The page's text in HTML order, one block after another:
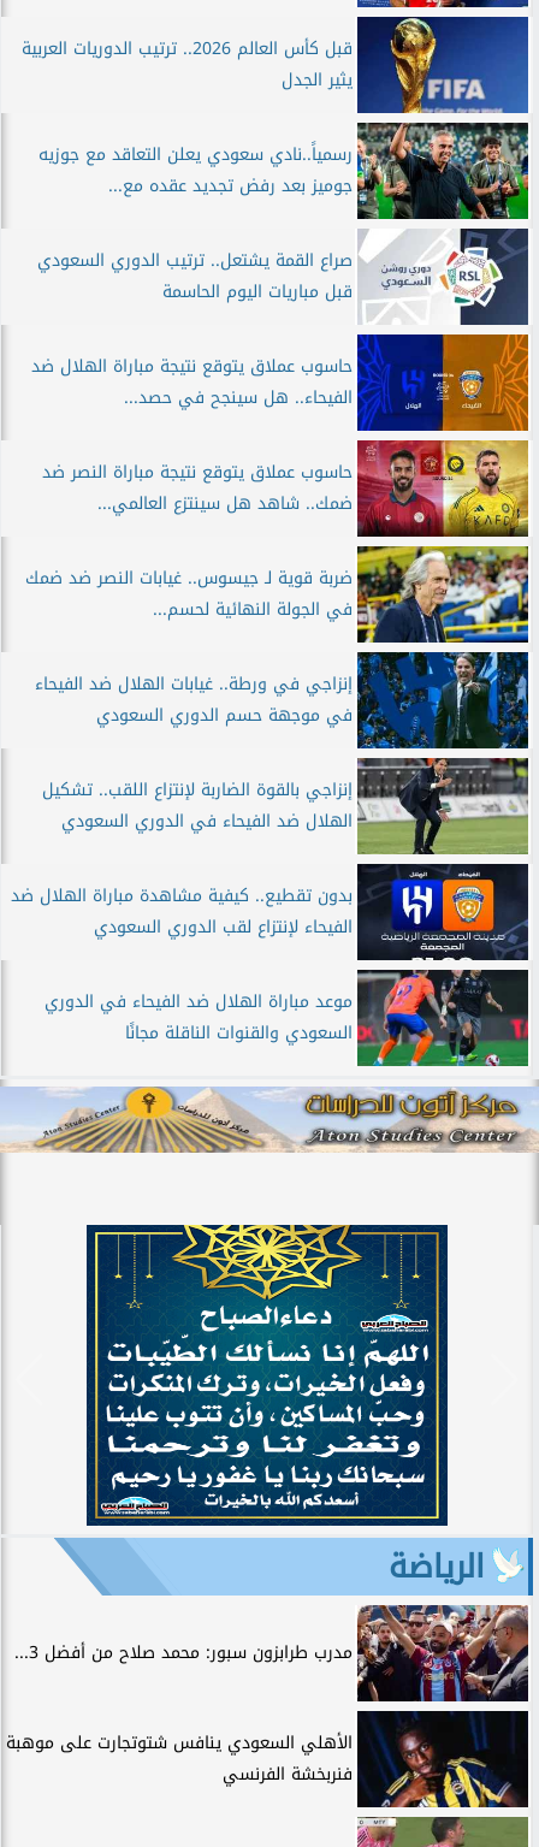
قبل كأس العالم 2026.. ترتيب الدوريات العربية
يثير الجدل
رسمياً..نادي سعودي يعلن التعاقد مع جوزيه
جوميز بعد رفض تجديد عقده مع...
صراع القمة يشتعل.. ترتيب الدوري السعودي
قبل مباريات اليوم الحاسمة
حاسوب عملاق يتوقع نتيجة مباراة الهلال ضد
الفيحاء.. هل سينجح في حصد...
حاسوب عملاق يتوقع نتيجة مباراة النصر ضد
ضمك.. شاهد هل سينتزع العالمي...
ضربة قوية لـ جيسوس.. غيابات النصر ضد ضمك
في الجولة النهائية لحسم...
إنزاجي في ورطة.. غيابات الهلال ضد الفيحاء
في موجهة حسم الدوري السعودي
إنزاجي بالقوة الضاربة لإنتزاع اللقب.. تشكيل
الهلال ضد الفيحاء في الدوري السعودي
بدون تقطيع.. كيفية مشاهدة مباراة الهلال ضد
الفيحاء لإنتزاع لقب الدوري السعودي
موعد مباراة الهلال ضد الفيحاء في الدوري
السعودي والقنوات الناقلة مجانًا
الرياضة
مدرب طرابزون سبور: محمد صلاح من أفضل 3...
الأهلي السعودي ينافس شتوتجارت على موهبة
فنربخشة الفرنسي